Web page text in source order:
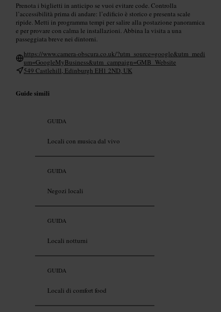
Prenota i biglietti in anticipo se vuoi evitare code. Controlla
l’accessibilità prima di andare: l’edificio è storico e presenta scale
ripide. Metti in programma tempi per salire alla postazione panoramica
e per provare con calma le installazioni. Abbina la visita a una
passeggiata breve nei dintorni.
https://www.camera-obscura.co.uk/?utm_source=google&utm_medi
um=GoogleMyBusiness&utm_campaign=GMB_Website
549 Castlehill, Edinburgh EH1 2ND, UK
Guide simili
GUIDA
Locali con musica dal vivo
GUIDA
Negozi locali
GUIDA
Locali notturni
GUIDA
Locali di comfort food